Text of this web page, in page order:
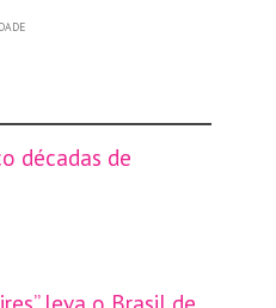
décadas de